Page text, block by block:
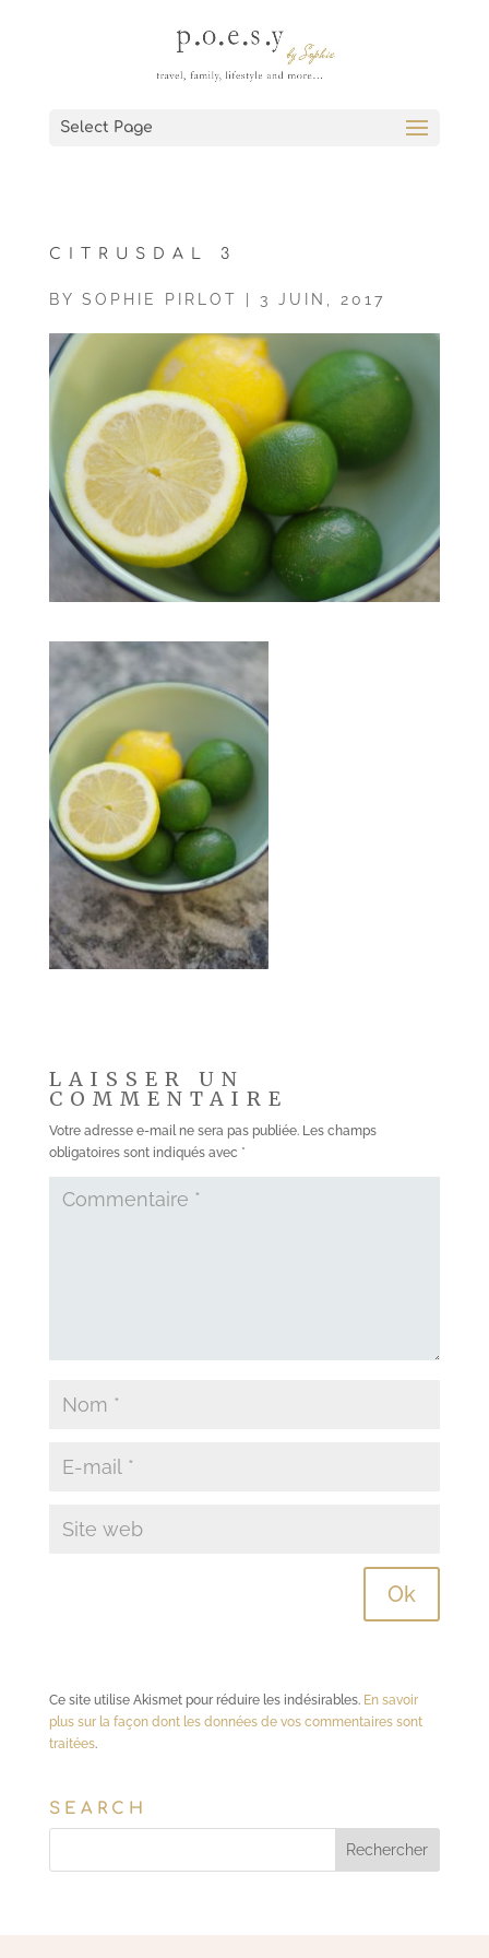
Select Page
CITRUSDAL 3
BY SOPHIE PIRLOT 3 JUIN, 2017
LAISSER UN
COMMENTAIRE
Votre adresse e-mail ne sera pas publiée. Les champs
obligatoires sont indiqués avec *
Ce site utilise Akismet pour réduire les indésirables. En savoir
plus sur la façon dont les données de vos commentaires sont
traitées.
SEARCH